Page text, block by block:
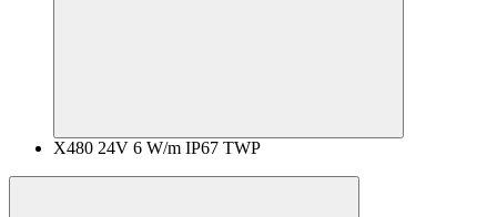
X480 24V 6 W/m IP67 TWP